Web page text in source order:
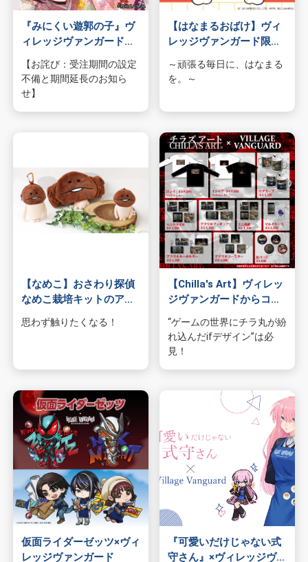
『みにくい遊郭の子』ヴ
ィレッジヴァンガード限
定グッズ発売決定！！
【お詫び：受注期間の設定
不備と期間延長のお知ら
せ】
【はなまるおばけ】ヴィ
レッジヴァンガード限
ズが登場！
～頑張る毎日に、はなまる
を。～
【なめこ】おさわり探偵
なめこ栽培キットのアイ
テムが登場！
思わず触りたくなる！
【Chilla's Art】ヴィレッ
ジヴァンガードからコラ
ボグッズ発売決定！
“ゲームの世界にチラ丸が紛
れ込んだifデザイン”は必
見！
仮面ライダーゼッツ×ヴィ
レッジヴァンガード
『可愛いだけじゃない式
守さん』×ヴィレッジヴァ